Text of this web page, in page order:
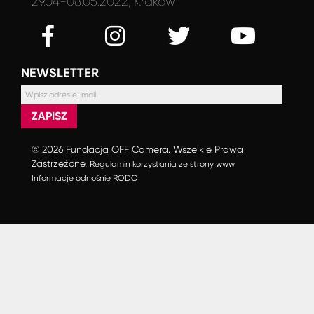
NEWSLETTER
ZAPISZ
© 2026 Fundacja OFF Camera. Wszelkie Prawa
Zastrzeżone. Regulamin korzystania ze strony www
Informacje odnośnie RODO